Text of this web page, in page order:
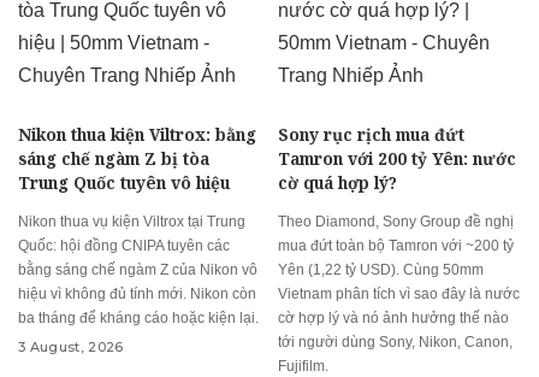
Nikon thua kiện Viltrox: bằng
sáng chế ngàm Z bị tòa
Trung Quốc tuyên vô hiệu
Nikon thua vụ kiện Viltrox tại Trung
Quốc: hội đồng CNIPA tuyên các
bằng sáng chế ngàm Z của Nikon vô
hiệu vì không đủ tính mới. Nikon còn
ba tháng để kháng cáo hoặc kiện lại.
3 August, 2026
Sony rục rịch mua đứt
Tamron với 200 tỷ Yên: nước
cờ quá hợp lý?
Theo Diamond, Sony Group đề nghị
mua đứt toàn bộ Tamron với ~200 tỷ
Yên (1,22 tỷ USD). Cùng 50mm
Vietnam phân tích vì sao đây là nước
cờ hợp lý và nó ảnh hưởng thế nào
tới người dùng Sony, Nikon, Canon,
Fujifilm.